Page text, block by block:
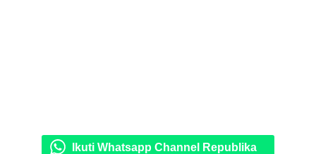
Ikuti Whatsapp Channel Republika